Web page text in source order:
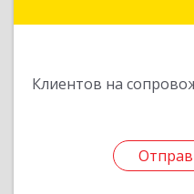
Клиентов на